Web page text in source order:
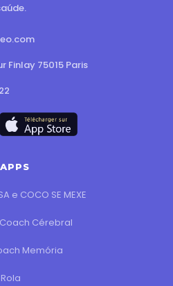
Finlay 75015 Paris
e COCO SE MEXE
Coach Cérebral
Memória